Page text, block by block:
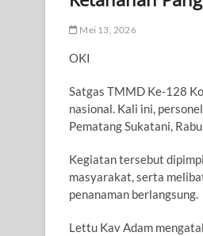
Mei 13, 2026
OKI
Satgas TMMD Ke-128
nasional. Kali ini,
Pematang Sukatani,
Kegiatan tersebut
masyarakat, serta
penanaman berlangsung.
Lettu Kav Adam